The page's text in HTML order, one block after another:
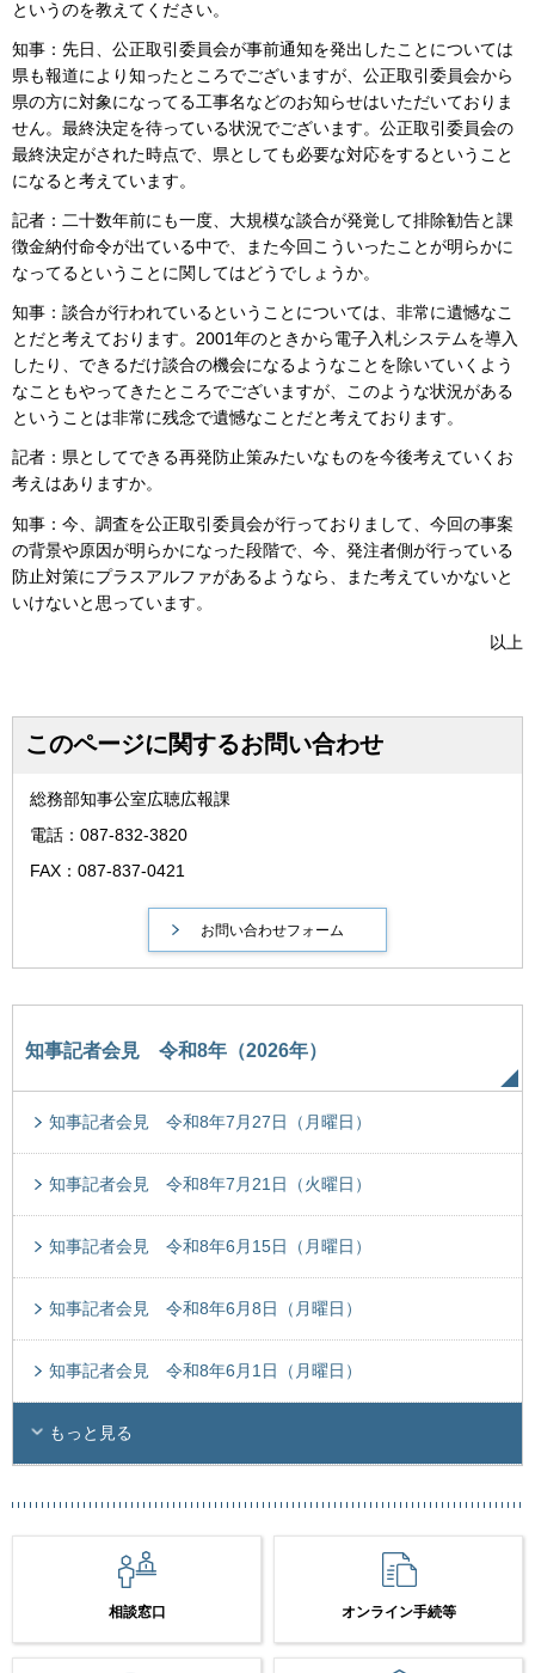
というのを教えてください。
知事：先日、公正取引委員会が事前通知を発出したことについては
県も報道により知ったところでございますが、公正取引委員会から
県の方に対象になってる工事名などのお知らせはいただいておりま
せん。最終決定を待っている状況でございます。公正取引委員会の
最終決定がされた時点で、県としても必要な対応をするということ
になると考えています。
記者：二十数年前にも一度、大規模な談合が発覚して排除勧告と課
徴金納付命令が出ている中で、また今回こういったことが明らかに
なってるということに関してはどうでしょうか。
知事：談合が行われているということについては、非常に遺憾なこ
とだと考えております。2001年のときから電子入札システムを導入
したり、できるだけ談合の機会になるようなことを除いていくよう
なこともやってきたところでございますが、このような状況がある
ということは非常に残念で遺憾なことだと考えております。
記者：県としてできる再発防止策みたいなものを今後考えていくお
考えはありますか。
知事：今、調査を公正取引委員会が行っておりまして、今回の事案
の背景や原因が明らかになった段階で、今、発注者側が行っている
防止対策にプラスアルファがあるようなら、また考えていかないと
いけないと思っています。
以上
このページに関するお問い合わせ
総務部知事公室広聴広報課
電話：087-832-3820
FAX：087-837-0421
知事記者会見 令和8年（2026年）
知事記者会見 令和8年7月27日（月曜日）
知事記者会見 令和8年7月21日（火曜日）
知事記者会見 令和8年6月15日（月曜日）
知事記者会見 令和8年6月8日（月曜日）
知事記者会見 令和8年6月1日（月曜日）
もっと見る
相談窓口 オンライン手続等